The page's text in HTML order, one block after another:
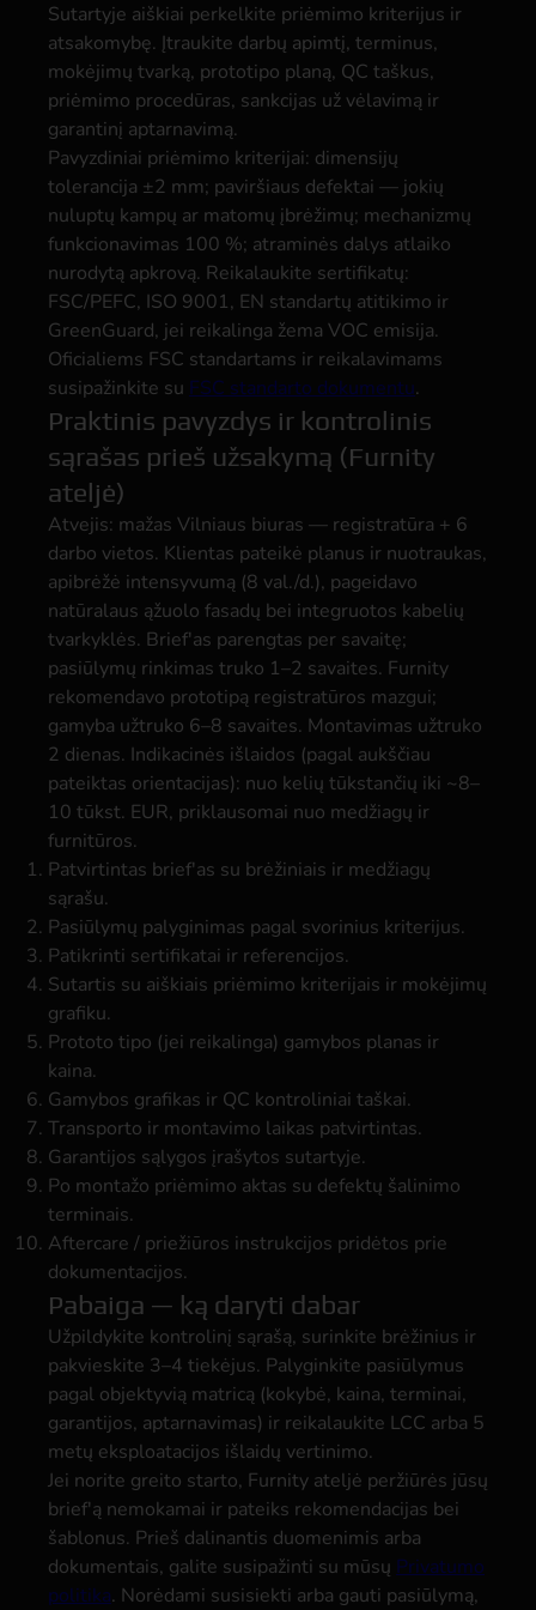
Sutartyje aiškiai perkelkite priėmimo kriterijus ir
atsakomybę. Įtraukite darbų apimtį, terminus,
mokėjimų tvarką, prototipo planą, QC taškus,
priėmimo procedūras, sankcijas už vėlavimą ir
garantinį aptarnavimą.
Pavyzdiniai priėmimo kriterijai: dimensijų
tolerancija ±2 mm; paviršiaus defektai — jokių
nuluptų kampų ar matomų įbrėžimų; mechanizmų
funkcionavimas 100 %; atraminės dalys atlaiko
nurodytą apkrovą. Reikalaukite sertifikatų:
FSC/PEFC, ISO 9001, EN standartų atitikimo ir
GreenGuard, jei reikalinga žema VOC emisija.
Oficialiems FSC standartams ir reikalavimams
susipažinkite su FSC standarto dokumentu.
Praktinis pavyzdys ir kontrolinis
sąrašas prieš užsakymą (Furnity
ateljė)
Atvejis: mažas Vilniaus biuras — registratūra + 6
darbo vietos. Klientas pateikė planus ir nuotraukas,
apibrėžė intensyvumą (8 val./d.), pageidavo
natūralaus ąžuolo fasadų bei integruotos kabelių
tvarkyklės. Brief'as parengtas per savaitę;
pasiūlymų rinkimas truko 1–2 savaites. Furnity
rekomendavo prototipą registratūros mazgui;
gamyba užtruko 6–8 savaites. Montavimas užtruko
2 dienas. Indikacinės išlaidos (pagal aukščiau
pateiktas orientacijas): nuo kelių tūkstančių iki ~8–
10 tūkst. EUR, priklausomai nuo medžiagų ir
furnitūros.
Patvirtintas brief'as su brėžiniais ir medžiagų
sąrašu.
Pasiūlymų palyginimas pagal svorinius kriterijus.
Patikrinti sertifikatai ir referencijos.
Sutartis su aiškiais priėmimo kriterijais ir mokėjimų
grafiku.
Prototo tipo (jei reikalinga) gamybos planas ir
kaina.
Gamybos grafikas ir QC kontroliniai taškai.
Transporto ir montavimo laikas patvirtintas.
Garantijos sąlygos įrašytos sutartyje.
Po montažo priėmimo aktas su defektų šalinimo
terminais.
Aftercare / priežiūros instrukcijos pridėtos prie
dokumentacijos.
Pabaiga — ką daryti dabar
Užpildykite kontrolinį sąrašą, surinkite brėžinius ir
pakvieskite 3–4 tiekėjus. Palyginkite pasiūlymus
pagal objektyvią matricą (kokybė, kaina, terminai,
garantijos, aptarnavimas) ir reikalaukite LCC arba 5
metų eksploatacijos išlaidų vertinimo.
Jei norite greito starto, Furnity ateljė peržiūrės jūsų
brief'ą nemokamai ir pateiks rekomendacijas bei
šablonus. Prieš dalinantis duomenimis arba
dokumentais, galite susipažinti su mūsų Privatumo
politika. Norėdami susisiekti arba gauti pasiūlymą,